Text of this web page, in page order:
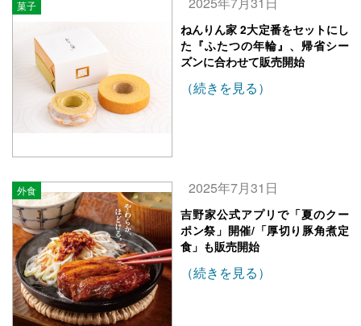
菓子
ねんりん家 2大定番をセットにし
た『ふたつの年輪』、帰省シー
ズンに合わせて販売開始
（続きを見る）
外食 2025年7月31日
吉野家公式アプリで「夏のクー
ポン祭」開催/「厚切り豚角煮定
食」も販売開始
（続きを見る）